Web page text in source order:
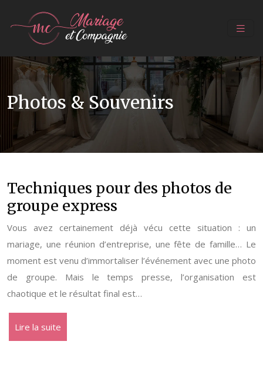
Photos & Souvenirs
Techniques pour des photos de
groupe express
Vous avez certainement déjà vécu cette situation : un
mariage, une réunion d’entreprise, une fête de famille… Le
moment est venu d’immortaliser l’événement avec une photo
de groupe. Mais le temps presse, l’organisation est
chaotique et le résultat final est…
Lire la suite